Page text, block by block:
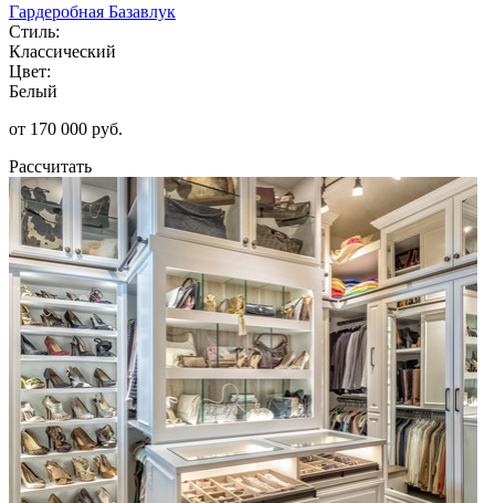
Гардеробная Базавлук
Стиль:
Классический
Цвет:
Белый
от 170 000 руб.
Рассчитать